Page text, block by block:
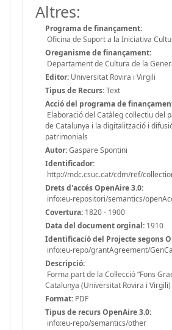
Altres:
Programa de finançament:
Oficina de Suport a la Iniciativa
Oreganisme de finançament:
Departament de Cultura de la
Editor: Universitat Rovira i Virgili
Tipus de Recurs:Text
Acció del programa de
Elaboració del Catàleg col·lectiu del
de Catalunya i la digitalització i
patrimonials
Autor:Gaspare Spontini
Identificador:
http://mdc.csuc.cat/cdm/ref/
Drets d'accés OpenAire 3.0:
info:eu-repositori/semantics/
Covertura: 1820 - 1900
Data del document orginal: 1910
Identificació del Projecte segons
info:eu-repo/grantAgreement/
Descripció:
Forma part de la Col·lecció “Fons
Catalunya (Universitat Rovira i Virgili)
Format: PDF
Tipus de recurs OpenAire 3.0:
info:eu-repo/semantics/other